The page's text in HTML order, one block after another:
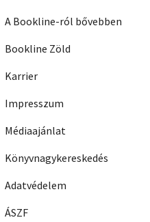
A Bookline-ról bővebben
Bookline Zöld
Karrier
Impresszum
Médiaajánlat
Könyvnagykereskedés
Adatvédelem
ÁSZF